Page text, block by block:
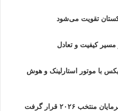
تقویت می‌شود
مسیر کیفیت و تعادل
با موتور استارلینک و هوش
۲۰۲۶ قرار گرفت